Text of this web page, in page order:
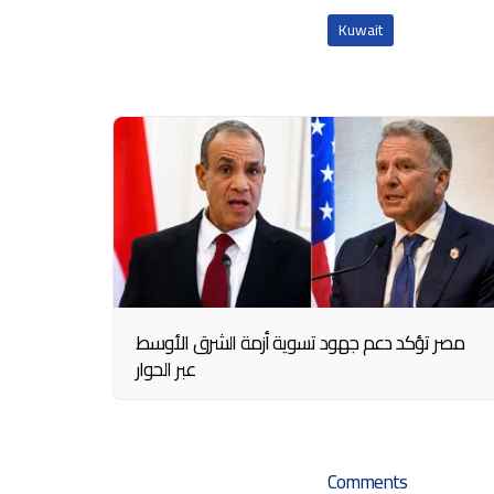
Kuwait
مصر تؤكد دعم جهود تسوية أزمة الشرق الأوسط
عبر الحوار
Comments